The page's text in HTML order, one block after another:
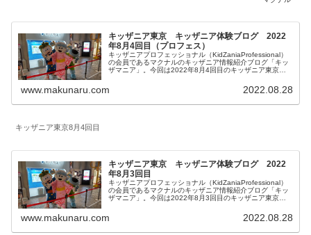
キッザニア東京 キッザニア体験ブログ 2022
年8月4回目（プロフェス）
キッザニアプロフェッショナル（KidZaniaProfessional）
の会員であるマクナルのキッザニア情報紹介ブログ「キッ
ザマニア」。今回は2022年8月4回目のキッザニア東京体
限定のプロフェスです！皆様の参考になりましたら幸いで
す。
www.makunaru.com 2022.08.28
キッザニア東京8月4回目
キッザニア東京 キッザニア体験ブログ 2022
年8月3回目
キッザニアプロフェッショナル（KidZaniaProfessional）
の会員であるマクナルのキッザニア情報紹介ブログ「キッ
ザマニア」。今回は2022年8月3回目のキッザニア東京体
KidZania Summer 2022が開催されています。皆様の参考
になりましたら幸いです。
www.makunaru.com 2022.08.28